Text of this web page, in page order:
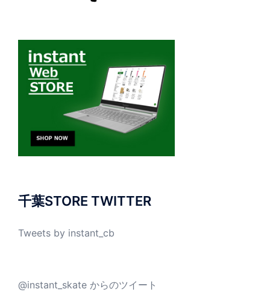
千葉STORE TWITTER
Tweets by instant_cb
@instant_skate からのツイート